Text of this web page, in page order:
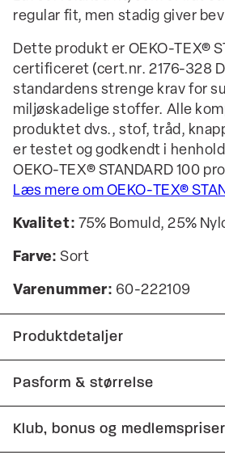
regular fit, men stadig giver
Dette produkt er OEKO-TEX®
certificeret (cert.nr. 2176-328
standardens strenge krav for
miljøskadelige stoffer. Alle
produktet dvs., stof, tråd,
er testet og godkendt i
OEKO-TEX® STANDARD 100
Læs mere om OEKO-TEX®
Kvalitet: 75% Bomuld, 25%
Farve: Sort
Varenummer: 60-222109
Produktdetaljer
Certificeret med OEKO-
Logomærke nederst på
Fremstillet i behagelig
Pasform & størrelse
Fit:Relaxed fit
Klub, bonus og medlemspriser